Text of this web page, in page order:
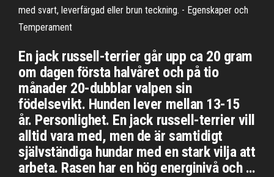
med svart, leverfärgad eller brun teckning. - Egenskaper och
Temperament
En jack russell-terrier går upp ca 20 gram
om dagen första halvåret och på tio
månader 20-dubblar valpen sin
födelsevikt. Hunden lever mellan 13-15
år. Personlighet. En jack russell-terrier vill
alltid vara med, men de är samtidigt
självständiga hundar med en stark vilja att
arbeta. Rasen har en hög energinivå och …